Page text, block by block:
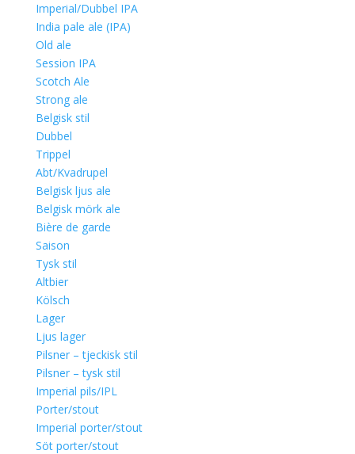
Imperial/Dubbel IPA
India pale ale (IPA)
Old ale
Session IPA
Scotch Ale
Strong ale
Belgisk stil
Dubbel
Trippel
Abt/Kvadrupel
Belgisk ljus ale
Belgisk mörk ale
Bière de garde
Saison
Tysk stil
Altbier
Kölsch
Lager
Ljus lager
Pilsner – tjeckisk stil
Pilsner – tysk stil
Imperial pils/IPL
Porter/stout
Imperial porter/stout
Söt porter/stout